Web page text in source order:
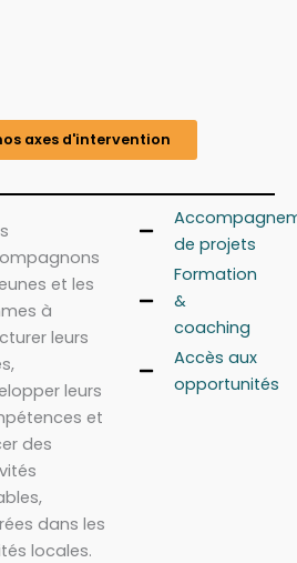
axes d'intervention
et les
à
leurs
leurs
et
des
dans les
locales.
de projets
Formation
&
coaching
Accès aux
opportunités